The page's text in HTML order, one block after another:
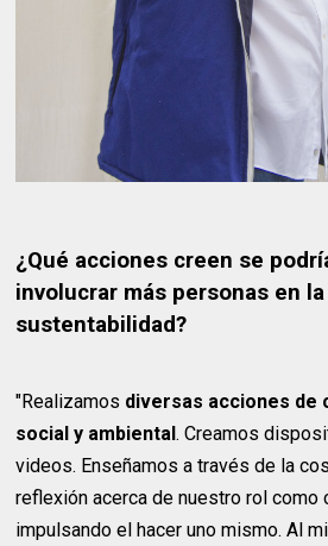
¿Qué acciones creen se
involucrar más personas en
sustentabilidad?
"Realizamos diversas acciones de
social y ambiental. Creamos
videos. Enseñamos a través de la
reflexión acerca de nuestro rol como
impulsando el hacer uno mismo. Al